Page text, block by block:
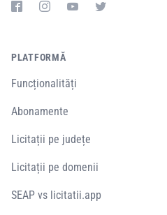
PLATFORMĂ
Funcționalități
Abonamente
Licitații pe județe
Licitații pe domenii
SEAP vs licitatii.app